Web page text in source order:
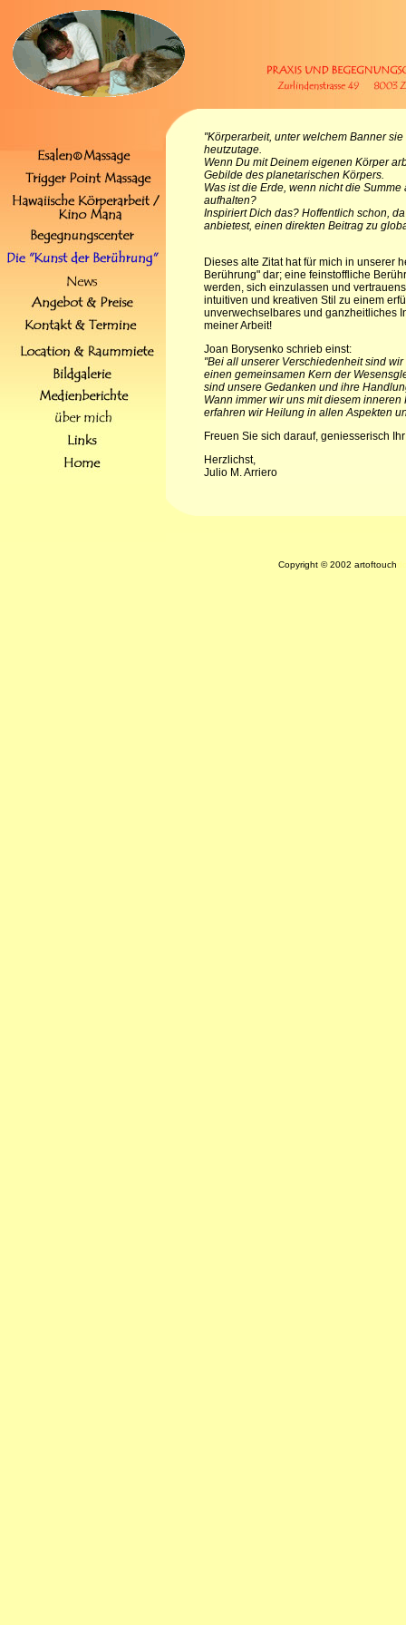
"Körperarbeit, unter welchem Banner
heutzutage.
Wenn Du mit Deinem eigenen Körper
Gebilde des planetarischen Körpers.
Was ist die Erde, wenn nicht die
aufhalten?
Inspiriert Dich das? Hoffentlich schon,
anbietest, einen direkten Beitrag zu
Dieses alte Zitat hat für mich in unserer
Berührung" dar; eine feinstoffliche
werden, sich einzulassen und
intuitiven und kreativen Stil zu einem
unverwechselbares und ganzheitliches
meiner Arbeit!
Joan Borysenko schrieb einst:
"Bei all unserer Verschiedenheit sind
einen gemeinsamen Kern der
sind unsere Gedanken und ihre
Wann immer wir uns mit diesem
erfahren wir Heilung in allen Aspekten
Freuen Sie sich darauf, geniesserisch
Herzlichst,
Julio M. Arriero
Copyright © 2002 artoftouch